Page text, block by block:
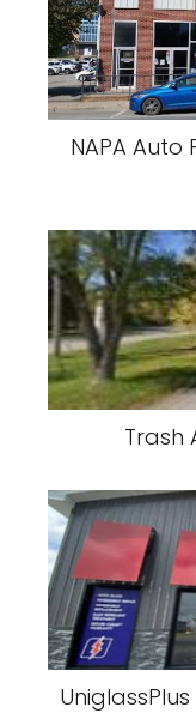
NAPA
Trash